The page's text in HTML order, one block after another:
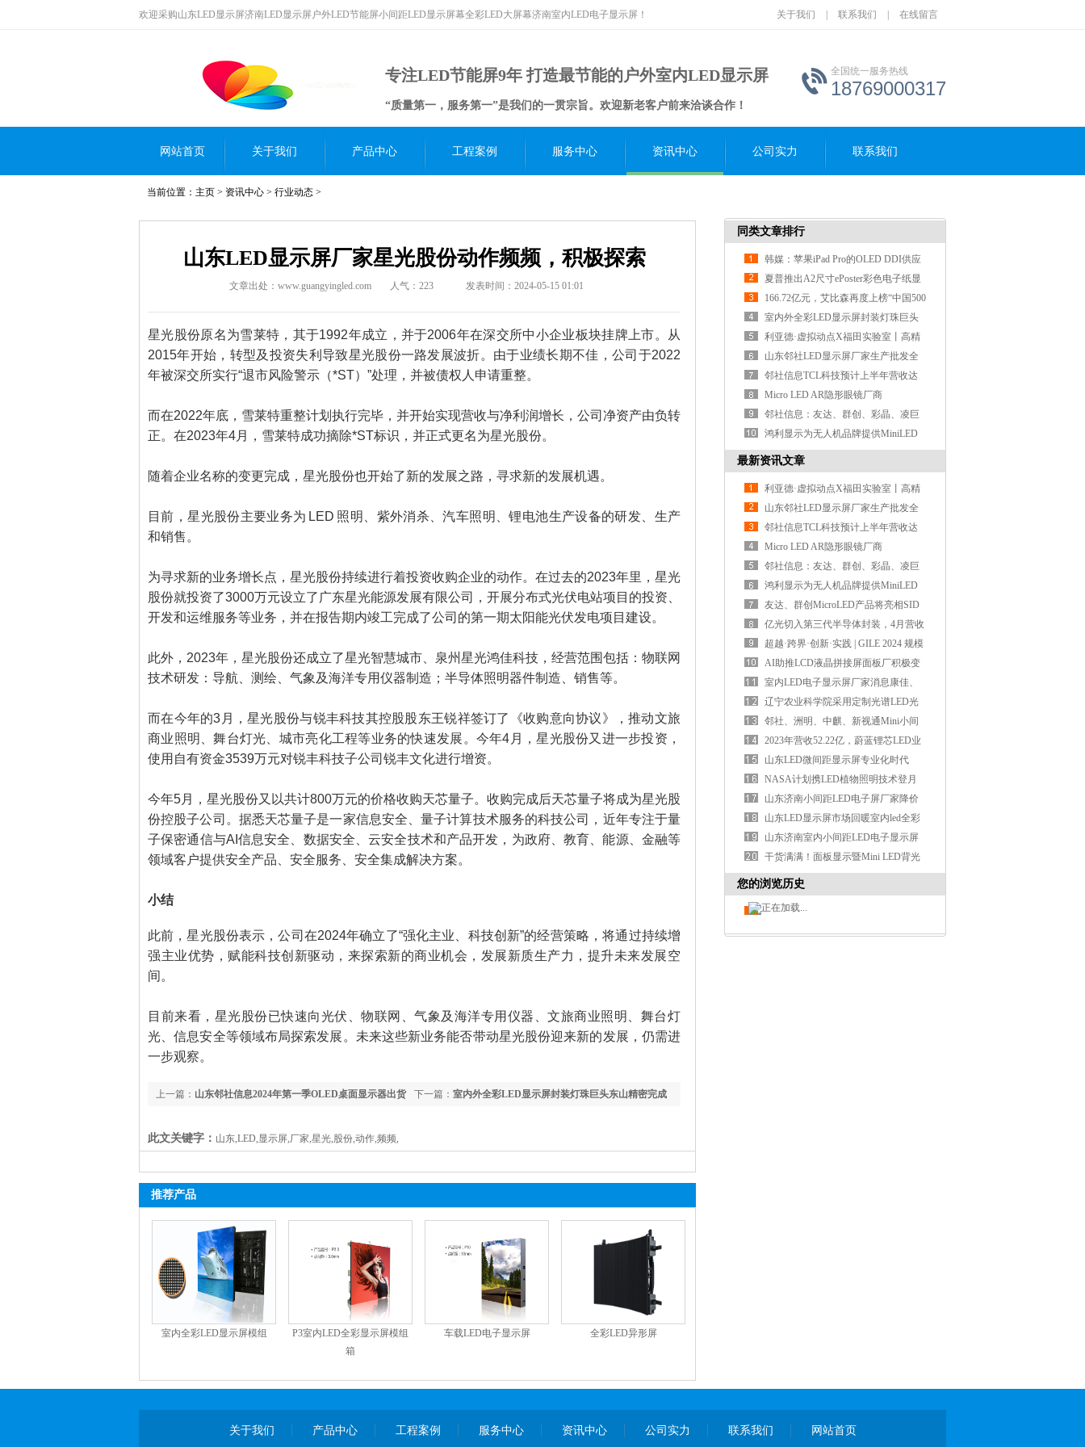
欢迎采购山东LED显示屏济南LED显示屏户外LED节能屏小间距LED显示屏幕全彩LED大屏幕济南室内LED电子显示屏！ 关于我们 联系我们 在线留言
专注LED节能屏9年 打造最节能的户外室内LED显示屏
“质量第一，服务第一”是我们的一贯宗旨。欢迎新老客户前来洽谈合作！
全国统一服务热线
18769000317
网站首页 关于我们 产品中心 工程案例 服务中心 资讯中心 公司实力 联系我们
当前位置： 主页 > 资讯中心 > 行业动态 >
山东LED显示屏厂家星光股份动作频频，积极探索
文章出处：www.guangyingled.com 人气： 223 发表时间：2024-05-15 01:01
星光股份原名为雪莱特，其于1992年成立，并于2006年在深交所中小企业板块挂牌上市。从
2015年开始，转型及投资失利导致星光股份一路发展波折。由于业绩长期不佳，公司于2022
年被深交所实行“退市风险警示（*ST）”处理，并被债权人申请重整。
而在2022年底，雪莱特重整计划执行完毕，并开始实现营收与净利润增长，公司净资产由负转
正。在2023年4月，雪莱特成功摘除*ST标识，并正式更名为星光股份。
随着企业名称的变更完成，星光股份也开始了新的发展之路，寻求新的发展机遇。
目前，星光股份主要业务为 LED 照明、紫外消杀、汽车照明、锂电池生产设备的研发、生产
和销售。
为寻求新的业务增长点，星光股份持续进行着投资收购企业的动作。在过去的2023年里，星光
股份就投资了3000万元设立了广东星光能源发展有限公司，开展分布式光伏电站项目的投资、
开发和运维服务等业务，并在报告期内竣工完成了公司的第一期太阳能光伏发电项目建设。
此外，2023年，星光股份还成立了星光智慧城市、泉州星光鸿佳科技，经营范围包括：物联网
技术研发：导航、测绘、气象及海洋专用仪器制造；半导体照明器件制造、销售等。
而在今年的3月，星光股份与锐丰科技其控股股东王锐祥签订了《收购意向协议》，推动文旅
商业照明、舞台灯光、城市亮化工程等业务的快速发展。今年4月，星光股份又进一步投资，
使用自有资金3539万元对锐丰科技子公司锐丰文化进行增资。
今年5月，星光股份又以共计800万元的价格收购天芯量子。收购完成后天芯量子将成为星光股
份控股子公司。据悉天芯量子是一家信息安全、量子计算技术服务的科技公司，近年专注于量
子保密通信与AI信息安全、数据安全、云安全技术和产品开发，为政府、教育、能源、金融等
领域客户提供安全产品、安全服务、安全集成解决方案。
小结
此前，星光股份表示，公司在2024年确立了“强化主业、科技创新”的经营策略，将通过持续增
强主业优势，赋能科技创新驱动，来探索新的商业机会，发展新质生产力，提升未来发展空
间。
目前来看，星光股份已快速向光伏、物联网、气象及海洋专用仪器、文旅商业照明、舞台灯
光、信息安全等领域布局探索发展。未来这些新业务能否带动星光股份迎来新的发展，仍需进
一步观察。
下一篇： 室内外全彩LED显示屏封装灯珠巨头东山精密完成
上一篇： 山东邻社信息2024年第一季OLED桌面显示器出货
此文关键字： 山东,LED,显示屏,厂家,星光,股份,动作,频频,
推荐产品
室内全彩LED显示屏模组
P3室内LED全彩显示屏模组
箱
车载LED电子显示屏 全彩LED异形屏
同类文章排行
韩媒：苹果iPad Pro的OLED DDI供应
链新增一家企业
夏普推出A2尺寸ePoster彩色电子纸显
示屏
166.72亿元，艾比森再度上榜“中国500
最具价值品
室内外全彩LED显示屏封装灯珠巨头
东山精密完成
利亚德·虚拟动点X福田实验室丨高精
度数据采集
山东邻社LED显示屏厂家生产批发全
彩LED电子大屏
邻社信息TCL科技预计上半年营收达
906亿元，显示
Micro LED AR隐形眼镜厂商
XPANCEO获2.5亿美元融资
邻社信息：友达、群创、彩晶、凌巨
等6家面板厂
鸿利显示为无人机品牌提供MiniLED
触控屏
最新资讯文章
利亚德·虚拟动点X福田实验室丨高精
度数据采集
山东邻社LED显示屏厂家生产批发全
彩LED电子大屏
邻社信息TCL科技预计上半年营收达
906亿元，显示
Micro LED AR隐形眼镜厂商
XPANCEO获2.5亿美元融资
邻社信息：友达、群创、彩晶、凌巨
等6家面板厂
鸿利显示为无人机品牌提供MiniLED
触控屏
友达、群创MicroLED产品将亮相SID
显示周
亿光切入第三代半导体封装，4月营收
创近23个月
超越·跨界·创新·实践 | GILE 2024 规模
创历史新高
AI助推LCD液晶拼接屏面板厂积极变
身Tier 1
室内LED电子显示屏厂家消息康佳、
大美、惠科L
辽宁农业科学院采用定制光谱LED光
源培育水稻
邻社、洲明、中麒、新视通Mini小间
距LED显示屏项
2023年营收52.22亿，蔚蓝锂芯LED业
务成功扭亏
山东LED微间距显示屏专业化时代
LED电子显示屏厂
NASA计划携LED植物照明技术登月
山东济南小间距LED电子屏厂家降价
促销高端mini
山东LED显示屏市场回暖室内led全彩
屏价格降低L
山东济南室内小间距LED电子显示屏
厂家价格户外
干货满满！面板显示暨Mini LED背光
趋势专场圆满落
您的浏览历史
关于我们 产品中心 工程案例 服务中心 资讯中心 公司实力 联系我们 网站首页